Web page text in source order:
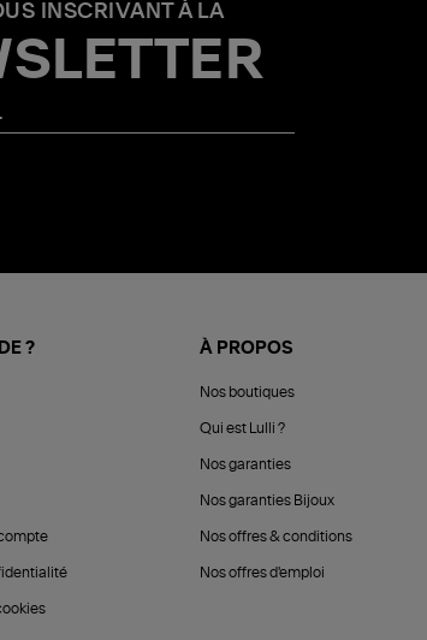
INSCRIVANT À LA
? À PROPOS
Nos boutiques
Qui est Lulli ?
Nos garanties
Nos garanties Bijoux
Nos offres & conditions
Nos offres d'emploi